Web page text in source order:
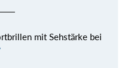
mit Sehstärke bei